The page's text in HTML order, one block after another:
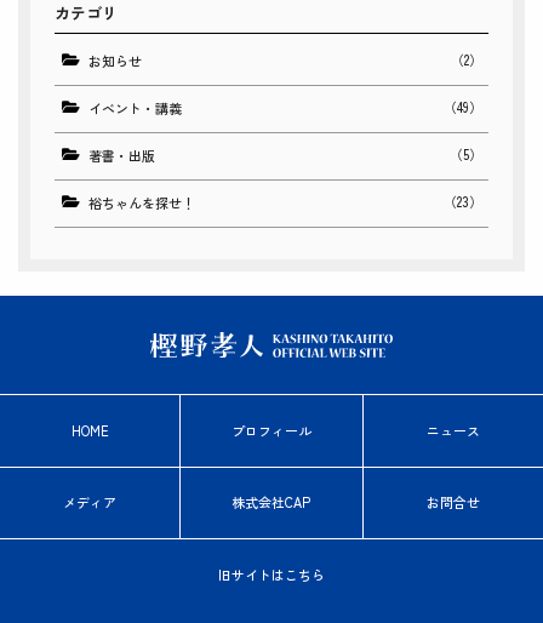
カテゴリ
お知らせ （2）
イベント・講義 （49）
著書・出版 （5）
裕ちゃんを探せ！ （23）
HOME プロフィール ニュース
メディア 株式会社CAP お問合せ
旧サイトはこちら